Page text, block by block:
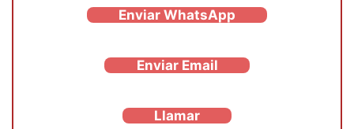
Enviar WhatsApp
Enviar Email
Llamar